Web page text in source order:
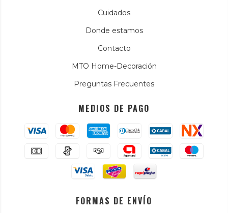
Cuidados
Donde estamos
Contacto
MTO Home-Decoración
Preguntas Frecuentes
MEDIOS DE PAGO
FORMAS DE ENVÍO